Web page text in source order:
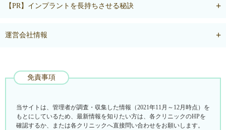
【PR】インプラントを長持ちさせる秘訣
運営会社情報
免責事項
当サイトは、管理者が調査・収集した情報（2021年11月～12月時点）を
もとにしているため、最新情報を知りたい方は、各クリニックのHPを
確認するか、または各クリニックへ直接問い合わせをお願いします。